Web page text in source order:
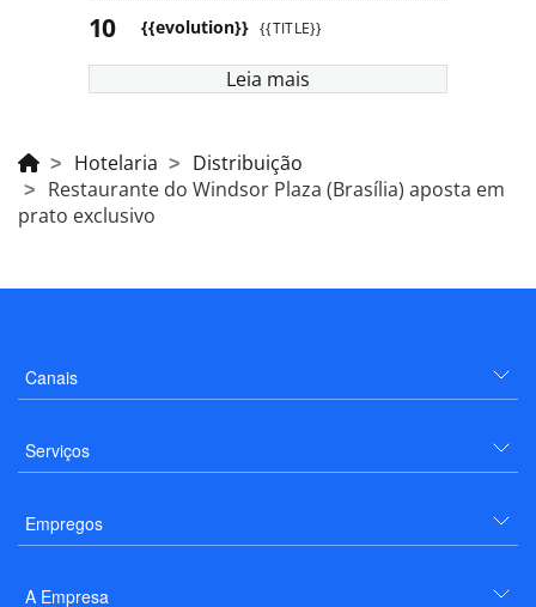
{{evolution}} {{TITLE}}
Leia mais
Hotelaria
Distribuição
Restaurante do Windsor Plaza (Brasília) aposta em
prato exclusivo
Canais
Serviços
Empregos
A Empresa